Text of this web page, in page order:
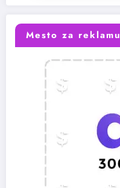
Mesto za reklamu